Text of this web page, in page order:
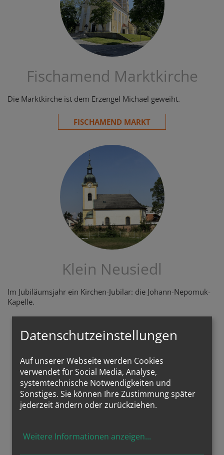
Fischamend Marktkirche
Die Marktkirche ist dem Erzengel Michael geweiht.
FISCHAMEND MARKT
Klein Neusiedl
Im Jubiläumsjahr ein Kirchen-Jubilar: die Johann-Nepomuk-
Kapelle.
Datenschutzeinstellungen
Auf unserer Webseite werden Cookies
verwendet für Social Media, Analyse,
systemtechnische Notwendigkeiten und
Sonstiges. Sie können Ihre Zustimmung später
jederzeit ändern oder zurückziehen.
Weitere Informationen anzeigen...